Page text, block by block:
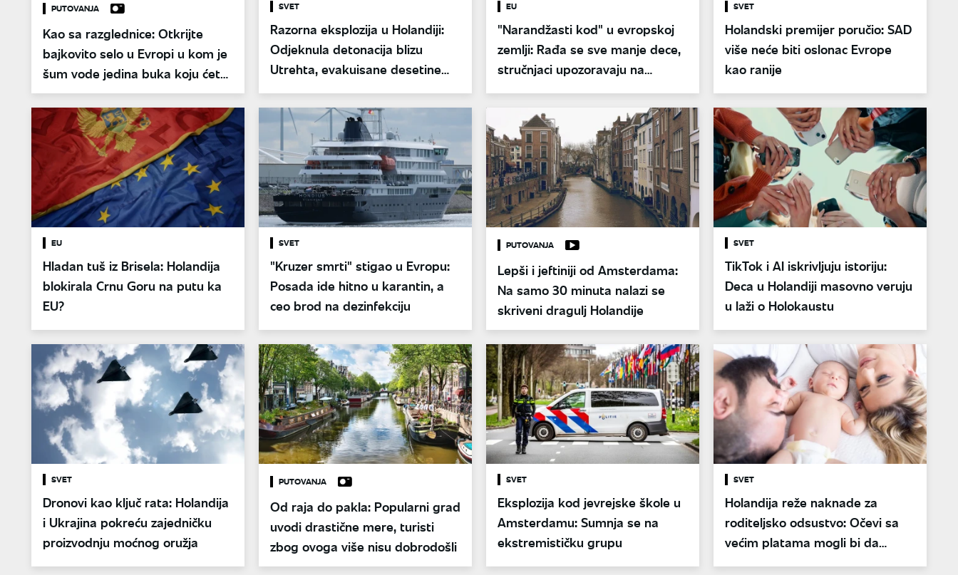
PUTOVANJA
Kao sa razglednice: Otkrijte
bajkovito selo u Evropi u kom je
šum vode jedina buka koju ćete
čuti
SVET
Razorna eksplozija u Holandiji:
Odjeknula detonacija blizu
Utrehta, evakuisane desetine
kuća
EU
"Narandžasti kod" u evropskoj
zemlji: Rađa se sve manje dece,
stručnjaci upozoravaju na
dugoročne posledice
SVET
Holandski premijer poručio: SAD
više neće biti oslonac Evrope
kao ranije
EU
Hladan tuš iz Brisela: Holandija
blokirala Crnu Goru na putu ka
EU?
SVET
"Kruzer smrti" stigao u Evropu:
Posada ide hitno u karantin, a
ceo brod na dezinfekciju
PUTOVANJA
Lepši i jeftiniji od Amsterdama:
Na samo 30 minuta nalazi se
skriveni dragulj Holandije
SVET
TikTok i AI iskrivljuju istoriju:
Deca u Holandiji masovno veruju
u laži o Holokaustu
SVET
Dronovi kao ključ rata: Holandija
i Ukrajina pokreću zajedničku
proizvodnju moćnog oružja
PUTOVANJA
Od raja do pakla: Popularni grad
uvodi drastične mere, turisti
zbog ovoga više nisu dobrodošli
SVET
Eksplozija kod jevrejske škole u
Amsterdamu: Sumnja se na
ekstremističku grupu
SVET
Holandija reže naknade za
roditeljsko odsustvo: Očevi sa
većim platama mogli bi da
izgube i do 44 odsto primanja